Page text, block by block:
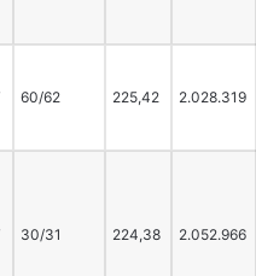
60/62 225,42 2.028.319
30/31 224,38 2.052.966